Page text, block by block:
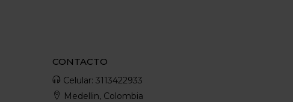
CONTACTO
Celular: 3113422933
Medellin, Colombia